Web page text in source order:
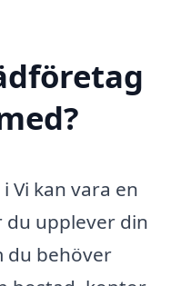
kan vara en
upplever din
du behöver